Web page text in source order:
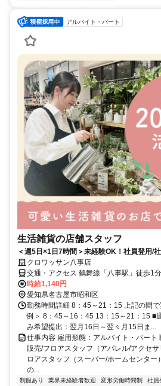
アルバイト・パート
生活雑貨の店舗スタッフ
＜週5日×1日7時間＞未経験OK！社員登用/
クロワッサン八事店
交通・アクセス 鶴舞線「八事駅」徒歩1分
時給1,140円
愛知県名古屋市昭和区
勤務時間詳細 8：45～21：15 上記の間
例＞ 8：45～16：45 13：15～21：15 ■
み希望提出：翌月16日～翌々月15日ま...
仕事内容 雇用形態：アルバイト・パート
販売/フロアスタッフ（アパレル/アクセ
ロアスタッフ（スーパー/ホームセンター
の...
制服あり 業界未経験者歓迎 変形労働時間制 社員